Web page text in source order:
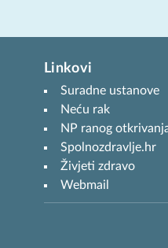
Linkovi
Suradne ustanove
Neću rak
NP ranog
Spolnozdravlje.hr
Živjeti zdravo
Webmail